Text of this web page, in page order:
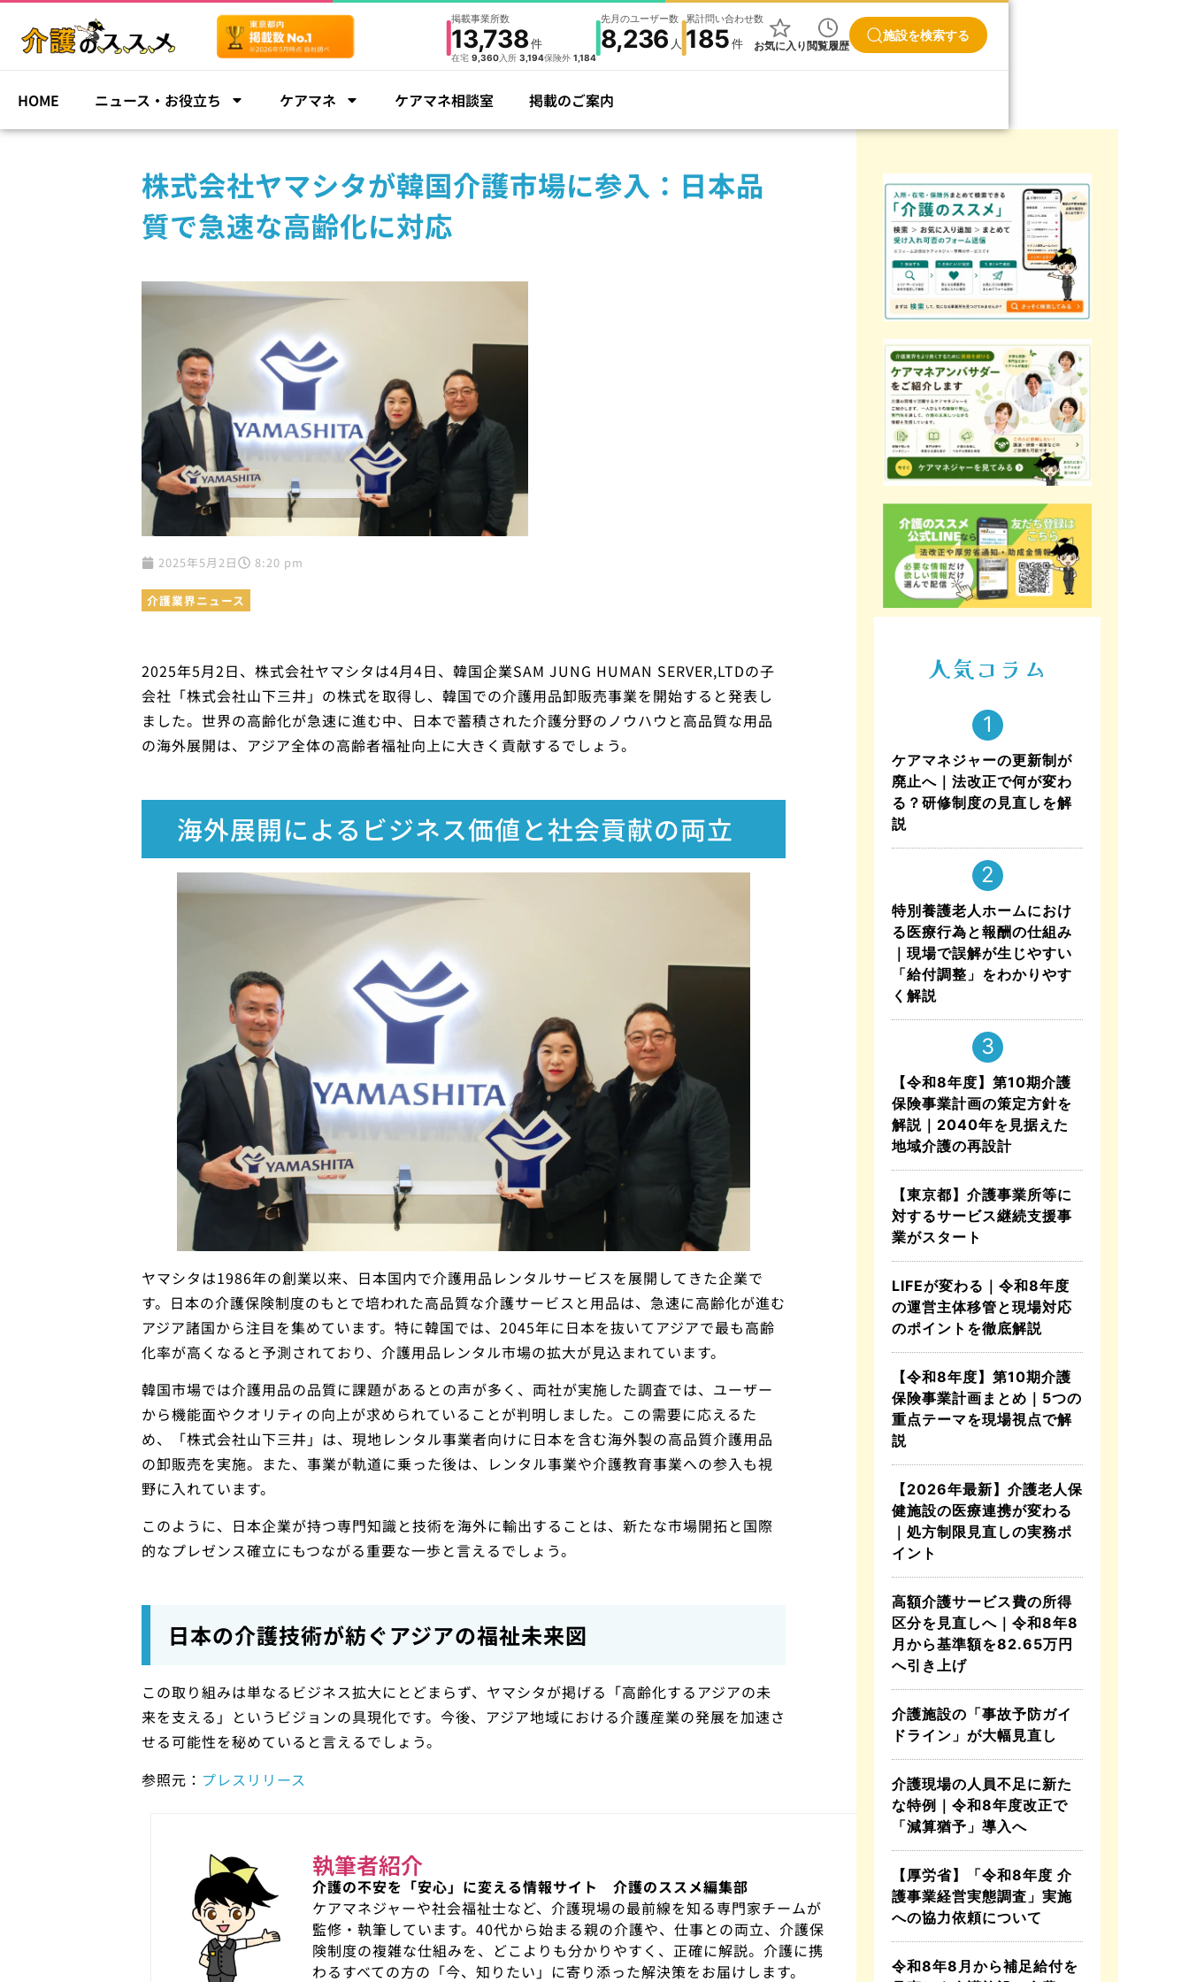
掲載事業所数
13,738件
在宅 9,360入所 3,194保険外 1,184
先月のユーザー数
8,236 人
累計問い合わせ数
185件 お気に入り閲覧履歴
施設を検索する
HOME ニュース・お役立ち ケアマネ ケアマネ相談室 掲載のご案内
株式会社ヤマシタが韓国介護市場に参入：日本品
質で急速な高齢化に対応
2025年5月2日 8:20 pm
介護業界ニュース
2025年5月2日、株式会社ヤマシタは4月4日、韓国企業SAM JUNG HUMAN SERVER,LTDの子
会社「株式会社山下三井」の株式を取得し、韓国での介護用品卸販売事業を開始すると発表し
ました。世界の高齢化が急速に進む中、日本で蓄積された介護分野のノウハウと高品質な用品
の海外展開は、アジア全体の高齢者福祉向上に大きく貢献するでしょう。
海外展開によるビジネス価値と社会貢献の両立
ヤマシタは1986年の創業以来、日本国内で介護用品レンタルサービスを展開してきた企業で
す。日本の介護保険制度のもとで培われた高品質な介護サービスと用品は、急速に高齢化が進む
アジア諸国から注目を集めています。特に韓国では、2045年に日本を抜いてアジアで最も高齢
化率が高くなると予測されており、介護用品レンタル市場の拡大が見込まれています。
韓国市場では介護用品の品質に課題があるとの声が多く、両社が実施した調査では、ユーザー
から機能面やクオリティの向上が求められていることが判明しました。この需要に応えるた
め、「株式会社山下三井」は、現地レンタル事業者向けに日本を含む海外製の高品質介護用品
の卸販売を実施。また、事業が軌道に乗った後は、レンタル事業や介護教育事業への参入も視
野に入れています。
このように、日本企業が持つ専門知識と技術を海外に輸出することは、新たな市場開拓と国際
的なプレゼンス確立にもつながる重要な一歩と言えるでしょう。
日本の介護技術が紡ぐアジアの福祉未来図
この取り組みは単なるビジネス拡大にとどまらず、ヤマシタが掲げる「高齢化するアジアの未
来を支える」というビジョンの具現化です。今後、アジア地域における介護産業の発展を加速さ
せる可能性を秘めていると言えるでしょう。
参照元： プレスリリース
執筆者紹介
介護の不安を「安心」に変える情報サイト 介護のススメ編集部
ケアマネジャーや社会福祉士など、介護現場の最前線を知る専門家チームが
監修・執筆しています。40代から始まる親の介護や、仕事との両立、介護保
険制度の複雑な仕組みを、どこよりも分かりやすく、正確に解説。介護に携
わるすべての方の「今、知りたい」に寄り添った解決策をお届けします。
人気コラム
ケアマネジャーの更新制が
廃止へ｜法改正で何が変わ
る？研修制度の見直しを解
説
特別養護老人ホームにおけ
る医療行為と報酬の仕組み
｜現場で誤解が生じやすい
「給付調整」をわかりやす
く解説
【令和8年度】第10期介護
保険事業計画の策定方針を
解説｜2040年を見据えた
地域介護の再設計
【東京都】介護事業所等に
対するサービス継続支援事
業がスタート
LIFEが変わる｜令和8年度
の運営主体移管と現場対応
のポイントを徹底解説
【令和8年度】第10期介護
保険事業計画まとめ｜5つの
重点テーマを現場視点で解
説
【2026年最新】介護老人保
健施設の医療連携が変わる
｜処方制限見直しの実務ポ
イント
高額介護サービス費の所得
区分を見直しへ｜令和8年8
月から基準額を82.65万円
へ引き上げ
介護施設の「事故予防ガイ
ドライン」が大幅見直し
介護現場の人員不足に新た
な特例｜令和8年度改正で
「減算猶予」導入へ
【厚労省】「令和8年度 介
護事業経営実態調査」実施
への協力依頼について
令和8年8月から補足給付を